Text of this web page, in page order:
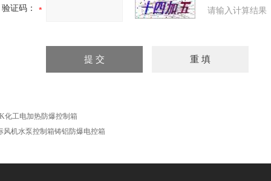
验证码： 请输入计算结果
化工电加热防爆控制箱
风机水泵控制箱铸铝防爆电控箱